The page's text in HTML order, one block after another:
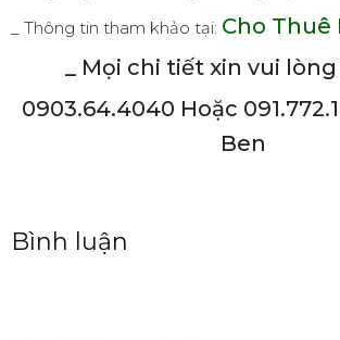
_ Thông tin tham khảo tại: Cho Thuê
_ Mọi chi tiết xin vui
0903.64.4040 Hoặc
Ben
Bình luận